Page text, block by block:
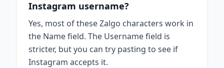
Instagram username?
Yes, most of these Zalgo characters work in
the Name field. The Username field is
stricter, but you can try pasting to see if
Instagram accepts it.